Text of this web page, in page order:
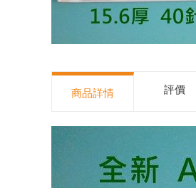
商品詳情 評價